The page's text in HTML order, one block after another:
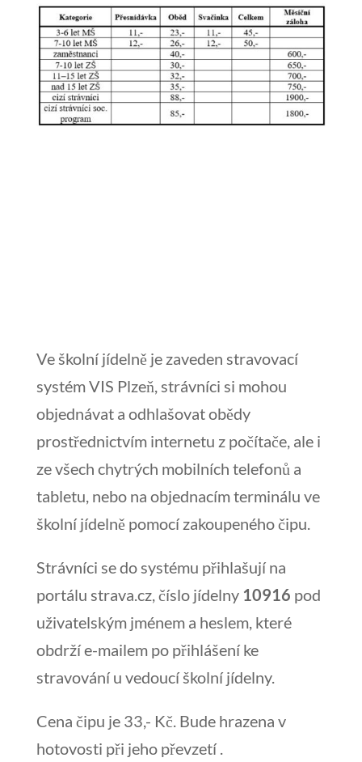
Ve školní jídelně je zaveden stravovací
systém VIS Plzeň, strávníci si mohou
objednávat a odhlašovat obědy
prostřednictvím internetu z počítače, ale i
ze všech chytrých mobilních telefonů a
tabletu, nebo na objednacím terminálu ve
školní jídelně pomocí zakoupeného čipu.
Strávníci se do systému přihlašují na
portálu strava.cz, číslo jídelny 10916 pod
uživatelským jménem a heslem, které
obdrží e-mailem po přihlášení ke
stravování u vedoucí školní jídelny.
Cena čipu je 33,- Kč. Bude hrazena v
hotovosti při jeho převzetí .